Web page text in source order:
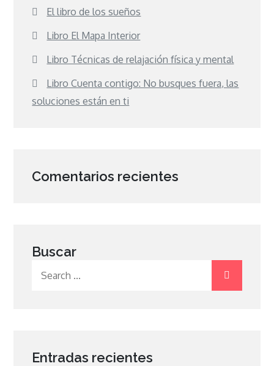
El libro de los sueños
Libro El Mapa Interior
Libro Técnicas de relajación física y mental
Libro Cuenta contigo: No busques fuera, las
soluciones están en ti
Comentarios recientes
Buscar
Entradas recientes